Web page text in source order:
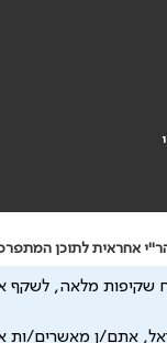
אחראית לתוכן
הכל בכפוף ל
מדיניות
שקיפות מלאה,
אתם/ן מאשרים/